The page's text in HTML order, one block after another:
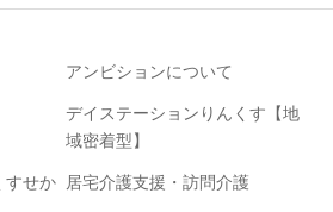
アンビションについて
デイステーションりんくす【地
域密着型】
すせか 居宅介護支援・訪問介護